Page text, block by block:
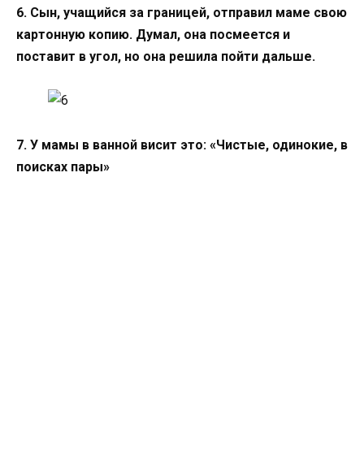
6. Сын, учащийся за границей, отправил маме свою
картонную копию. Думал, она посмеется и
поставит в угол, но она решила пойти дальше.
7. У мамы в ванной висит это: «Чистые, одинокие, в
поисках пары»